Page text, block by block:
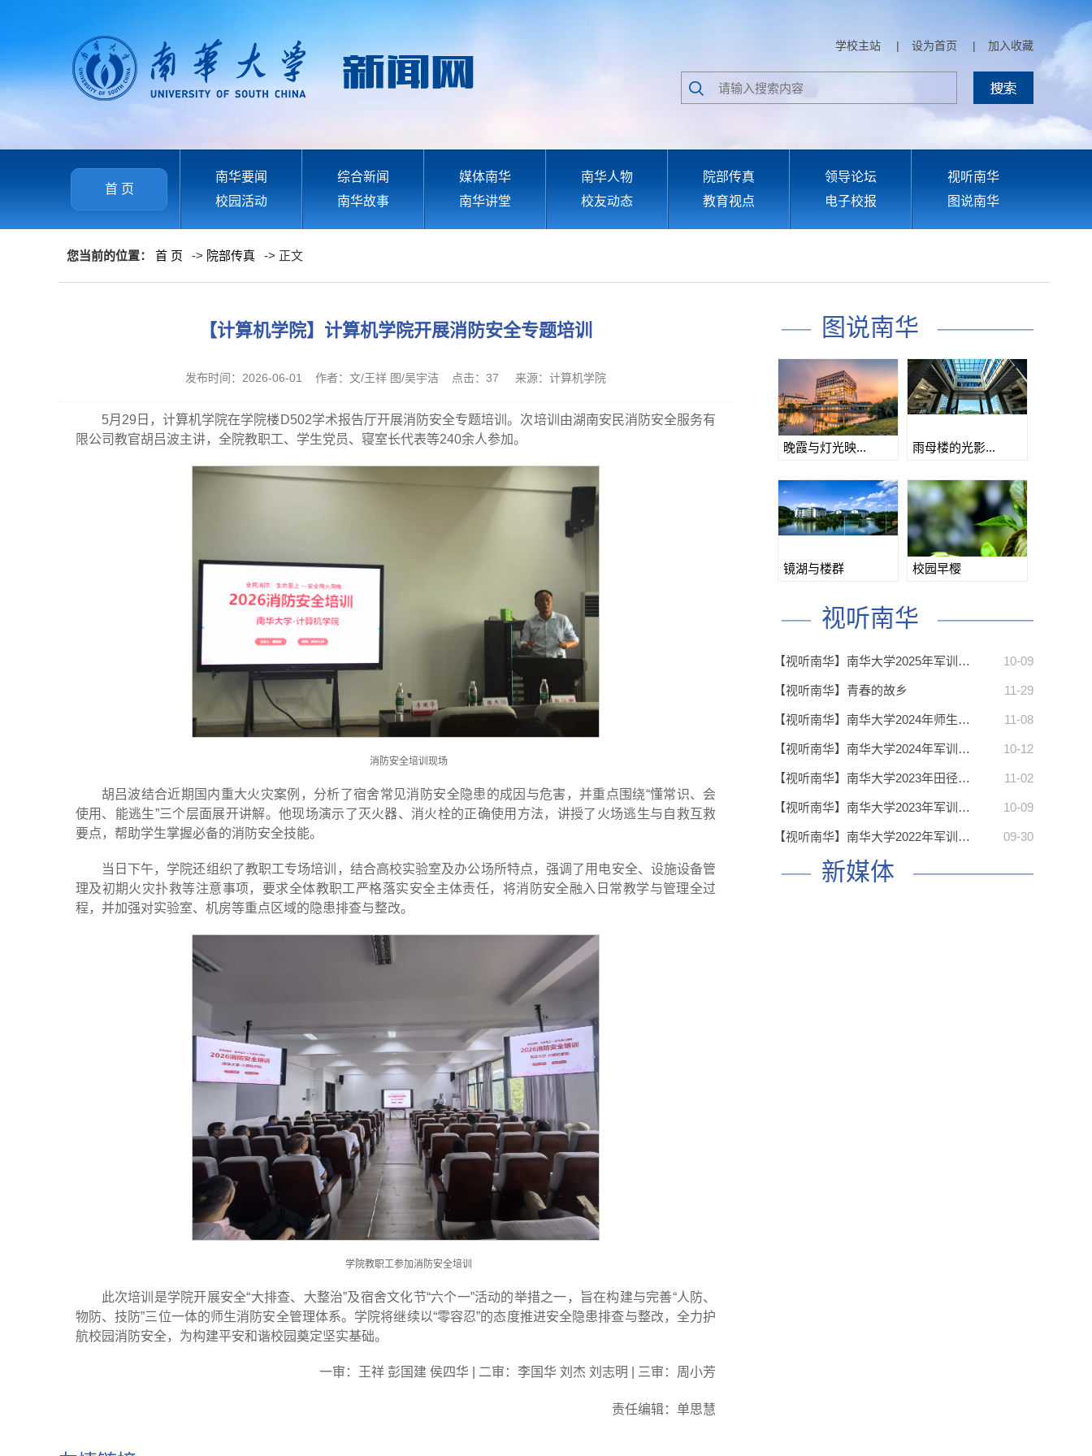
学校主站 | 设为首页 | 加入收藏
首 页
南华要闻 综合新闻 媒体南华 南华人物 院部传真 领导论坛
视听南华
校园活动
南华故事 南华讲堂 校友动态 教育视点 电子校报 图说南华
您当前的位置： 首 页 -> 院部传真 -> 正文
【计算机学院】计算机学院开展消防安全专题培训
发布时间：2026-06-01 作者：文/王祥 图/吴宇洁 点击： 37 来源：计算机学院
5月29日，计算机学院在学院楼D502学术报告厅开展消防安全专题培训。次培训由湖南安民消防安全服务有
限公司教官胡吕波主讲，全院教职工、学生党员、寝室长代表等240余人参加。
消防安全培训现场
胡吕波结合近期国内重大火灾案例，分析了宿舍常见消防安全隐患的成因与危害，并重点围绕“懂常识、会
使用、能逃生”三个层面展开讲解。他现场演示了灭火器、消火栓的正确使用方法，讲授了火场逃生与自救互救
要点，帮助学生掌握必备的消防安全技能。
当日下午，学院还组织了教职工专场培训，结合高校实验室及办公场所特点，强调了用电安全、设施设备管
理及初期火灾扑救等注意事项，要求全体教职工严格落实安全主体责任，将消防安全融入日常教学与管理全过
程，并加强对实验室、机房等重点区域的隐患排查与整改。
学院教职工参加消防安全培训
此次培训是学院开展安全“大排查、大整治”及宿舍文化节“六个一”活动的举措之一，旨在构建与完善“人防、
物防、技防”三位一体的师生消防安全管理体系。学院将继续以“零容忍”的态度推进安全隐患排查与整改，全力护
航校园消防安全，为构建平安和谐校园奠定坚实基础。
一审：王祥 彭国建 侯四华 | 二审：李国华 刘杰 刘志明 | 三审：周小芳
责任编辑：单思慧
图说南华
晚霞与灯光映... 雨母楼的光影...
镜湖与楼群 校园早樱
视听南华
【视听南华】南华大学2025年军训… 10-09
【视听南华】青春的故乡 11-29
【视听南华】南华大学2024年师生… 11-08
【视听南华】南华大学2024年军训… 10-12
【视听南华】南华大学2023年田径… 11-02
【视听南华】南华大学2023年军训… 10-09
【视听南华】南华大学2022年军训… 09-30
新媒体